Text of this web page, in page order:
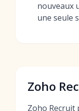
nouveaux
une seule
Zoho
Zoho Recruit